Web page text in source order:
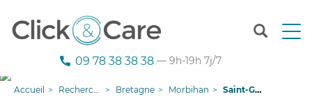
T
09 78 38 38 38 — 9h-19h 7j/7
Accueil Recherche aide à domicile Bretagne Morbihan Saint-Gorgon